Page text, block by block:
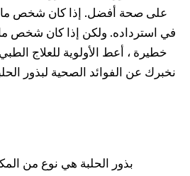
على صحة أفضل. إذا كان شخص ما
في استرداده. ولكن إذا كان شخص
خطيرة ، أعط الأولوية للعلاج
نخبرك عن الفوائد الصحية لبذور
بذور الحلبة هي نوع من